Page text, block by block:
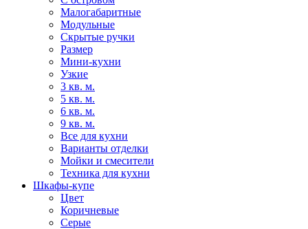
Малогабаритные
Модульные
Скрытые ручки
Размер
Мини-кухни
Узкие
3 кв. м.
5 кв. м.
6 кв. м.
9 кв. м.
Все для кухни
Варианты отделки
Мойки и смесители
Техника для кухни
Шкафы-купе
Цвет
Коричневые
Серые